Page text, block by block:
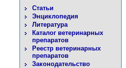
Статьи
Энциклопедия
Литература
Каталог ветеринарных
препаратов
Реестр ветеринарных
препаратов
Законодательство